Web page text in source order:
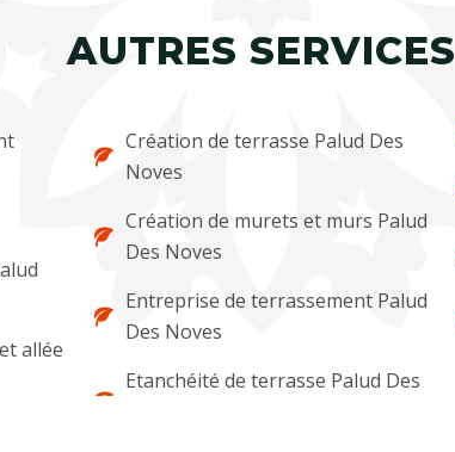
AUTRES SERVICES
allée
Création de terrasse Palud Des
Noves
Création de murets et murs Palud
Des Noves
Entreprise de terrassement Palud
Des Noves
Etanchéité de terrasse Palud Des